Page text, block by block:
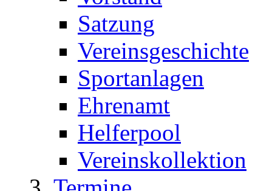
Satzung
Vereinsgeschichte
Sportanlagen
Ehrenamt
Helferpool
Vereinskollektion